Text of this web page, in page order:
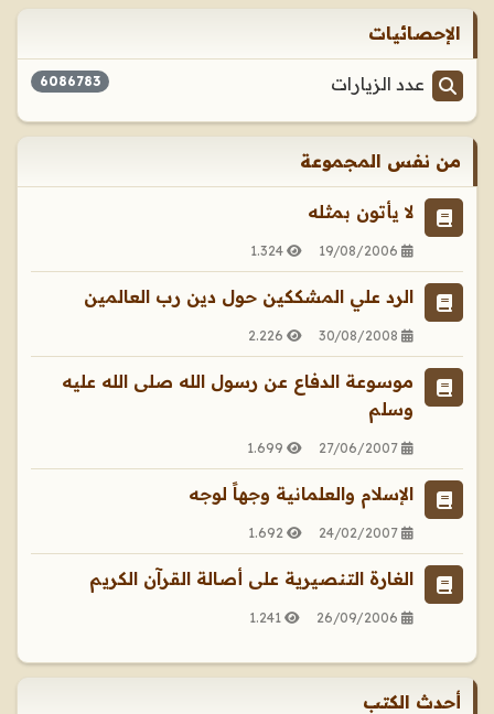
الإحصائيات
عدد الزيارات 6086783
من نفس المجموعة
لا يأتون بمثله
19/08/2006
1.324
الرد علي المشككين حول دين رب العالمين
30/08/2008
2.226
موسوعة الدفاع عن رسول الله صلى الله عليه
وسلم
27/06/2007
1.699
الإسلام والعلمانية وجهاً لوجه
24/02/2007
1.692
الغارة التنصيرية على أصالة القرآن الكريم
26/09/2006
1.241
أحدث الكتب